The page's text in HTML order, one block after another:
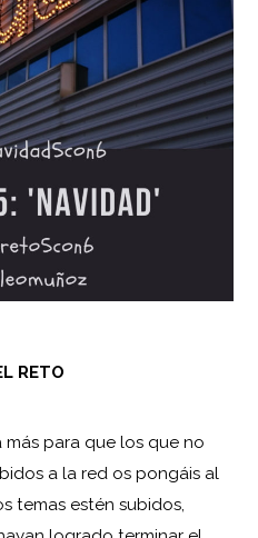
RETO
para que los que no
a la red os pongáis al
temas estén subidos,